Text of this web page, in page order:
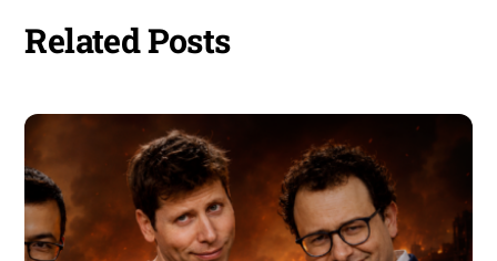
Related Posts